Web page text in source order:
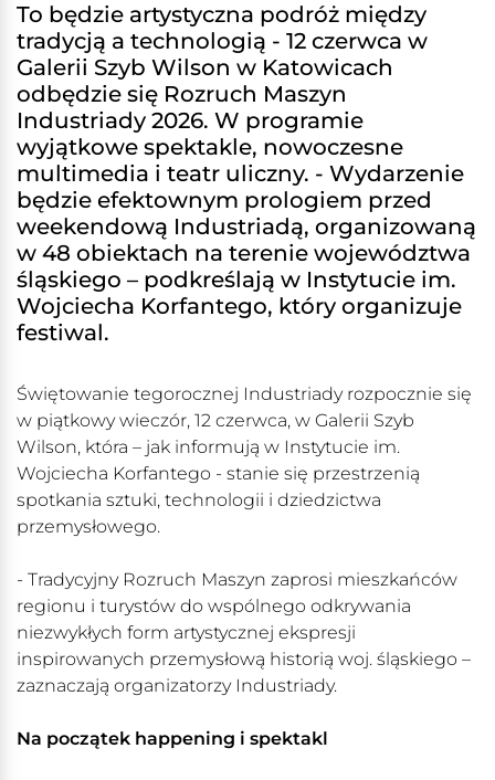
To będzie artystyczna podróż między
tradycją a technologią - 12 czerwca w
Galerii Szyb Wilson w Katowicach
odbędzie się Rozruch Maszyn
Industriady 2026. W programie
wyjątkowe spektakle, nowoczesne
multimedia i teatr uliczny. - Wydarzenie
będzie efektownym prologiem przed
weekendową Industriadą, organizowaną
w 48 obiektach na terenie województwa
śląskiego – podkreślają w Instytucie im.
Wojciecha Korfantego, który organizuje
festiwal.
Świętowanie tegorocznej Industriady rozpocznie się
w piątkowy wieczór, 12 czerwca, w Galerii Szyb
Wilson, która – jak informują w Instytucie im.
Wojciecha Korfantego - stanie się przestrzenią
spotkania sztuki, technologii i dziedzictwa
przemysłowego.
- Tradycyjny Rozruch Maszyn zaprosi mieszkańców
regionu i turystów do wspólnego odkrywania
niezwykłych form artystycznej ekspresji
inspirowanych przemysłową historią woj. śląskiego –
zaznaczają organizatorzy Industriady.
Na początek happening i spektakl